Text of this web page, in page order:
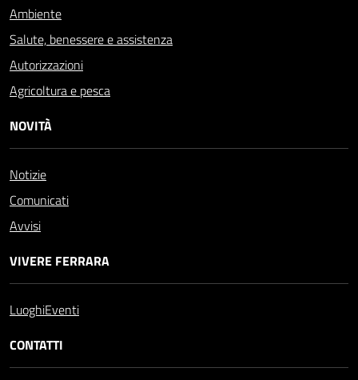
Ambiente
Salute, benessere e assistenza
Autorizzazioni
Agricoltura e pesca
NOVITÀ
Notizie
Comunicati
Avvisi
VIVERE FERRARA
LuoghiEventi
CONTATTI